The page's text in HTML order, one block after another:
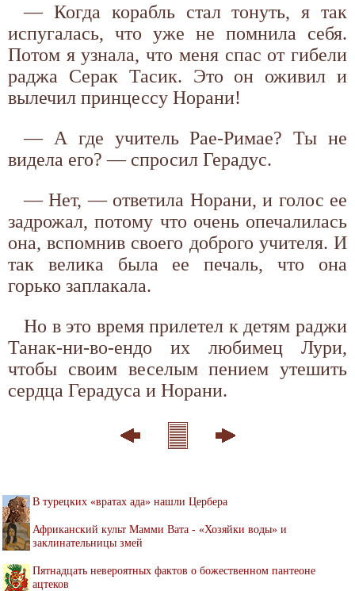
— Когда корабль стал тонуть, я так
испугалась, что уже не помнила себя.
Потом я узнала, что меня спас от гибели
раджа Серак Тасик. Это он оживил и
вылечил принцессу Норани!
— А где учитель Рае-Римае? Ты не
видела его? — спросил Герадус.
— Нет, — ответила Норани, и голос ее
задрожал, потому что очень опечалилась
она, вспомнив своего доброго учителя. И
так велика была ее печаль, что она
горько заплакала.
Но в это время прилетел к детям раджи
Танак-ни-во-ендо их любимец Лури,
чтобы своим веселым пением утешить
сердца Герадуса и Норани.
В турецких «вратах ада» нашли Цербера
Африканский культ Мамми Вата - «Хозяйки воды» и
заклинательницы змей
Пятнадцать невероятных фактов о божественном пантеоне
ацтеков